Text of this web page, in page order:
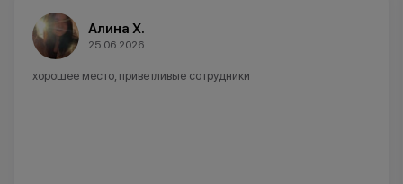
Алина Х.
25.06.2026
хорошее место, приветливые сотрудники